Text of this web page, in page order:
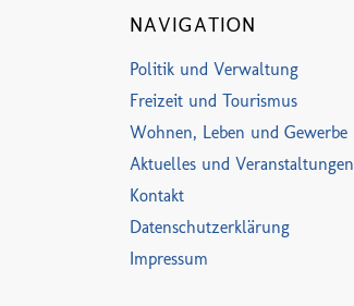
NAVIGATION
Politik und Verwaltung
Freizeit und Tourismus
Wohnen, Leben und Gewerbe
Aktuelles und Veranstaltungen
Kontakt
Datenschutzerklärung
Impressum